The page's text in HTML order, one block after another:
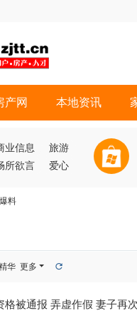
产网 本地资讯
业信息
旅游
所欲言 爱心
料
华 更多
格被通报 弄虚作假 妻子再